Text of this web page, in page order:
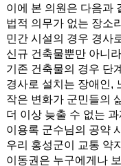
이에 본 의원은 다음과
법적 의무가 없는 장소
민간 시설의 경우 경사
신규 건축물뿐만 아니
기존 건축물의 경우 단
경사로 설치는 장애인,
작은 변화가 군민들의
더 이상 늦출 수 없는
이용록 군수님의 공약
우리 홍성군이 교통 약
이동권은 누구에게나